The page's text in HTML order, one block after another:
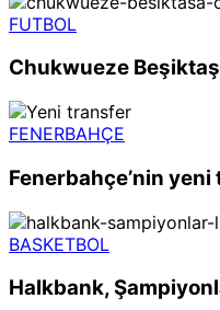
FUTBOL
Chukwueze
FENERBAHÇE
Fenerbahçe’nin
BASKETBOL
Halkbank,